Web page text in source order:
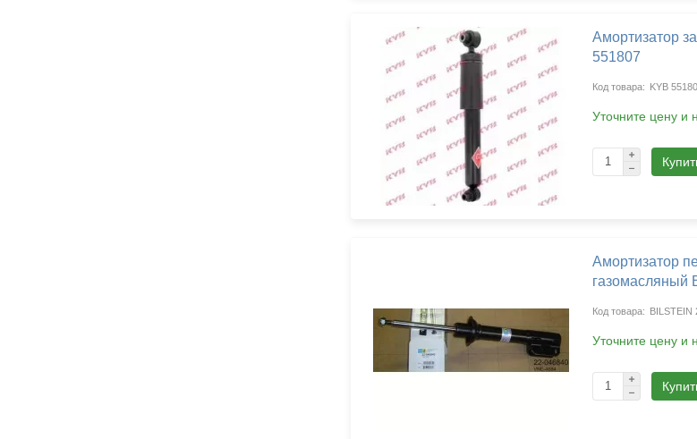
Амортизатор
551807
KYB
Уточните цену и
Амортизатор
газомасляный
BILSTEIN
Уточните цену и